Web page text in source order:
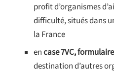
profit d’organismes
difficulté, situés dans
la France
encase 7VC,formulaire
destination d’autres